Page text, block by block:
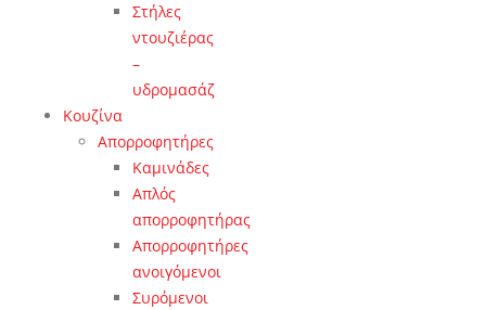
Στήλες
ντουζιέρας
–
υδρομασάζ
Κουζίνα
Απορροφητήρες
Καμινάδες
Απλός
απορροφητήρας
Απορροφητήρες
ανοιγόμενοι
Συρόμενοι